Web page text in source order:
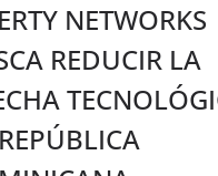
NETWORKS
REDUCIR LA